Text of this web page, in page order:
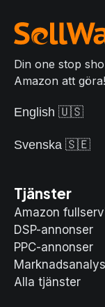
Din one stop
Amazon att göra!
English 🇺🇸
Svenska 🇸🇪
Tjänster
Amazon
DSP-annonser
PPC-annonser
Marknadsanalys
Alla tjänster